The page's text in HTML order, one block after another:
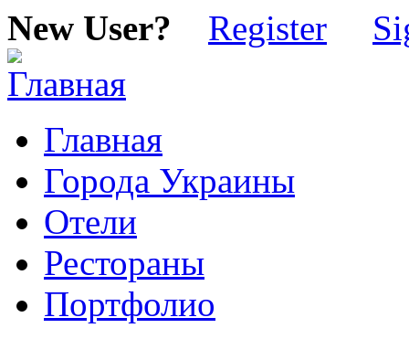
New User? Register
Главная
Города Украины
Отели
Рестораны
Портфолио